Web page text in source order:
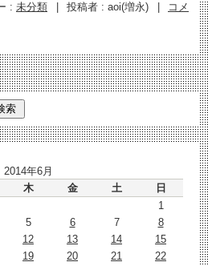
: 未分類 投稿者 : aoi(増永)
コメ
2014年6月
木 金 土
日
1
5 6 7
8
12 13 14
15
19 20 21
22